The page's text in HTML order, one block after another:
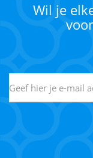
Wil je